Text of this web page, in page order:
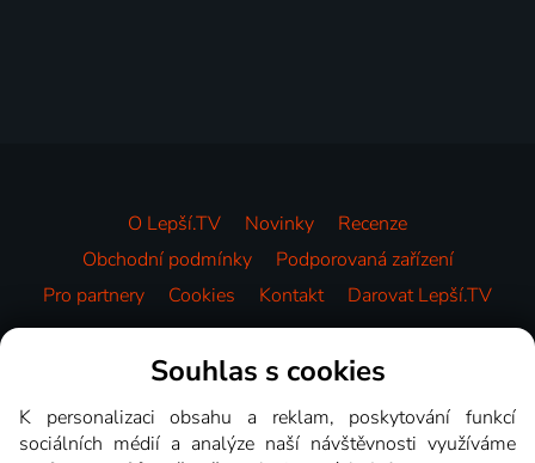
O Lepší.TV Novinky
Recenze
Obchodní podmínky
Podporovaná zařízení
Pro partnery
Cookies Kontakt Darovat Lepší.TV
Videotéka
Souhlas s cookies
K personalizaci obsahu a reklam, poskytování funkcí
sociálních médií a analýze naší návštěvnosti využíváme